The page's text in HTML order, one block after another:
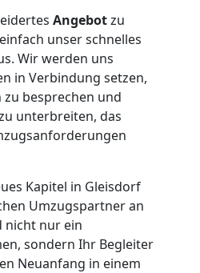
Angebotzu
unser schnelles
Wir werden uns
in Verbindung setzen,
zu besprechen und
unterbreiten, das
Kapitel in Gleisdorf
Umzugspartner an
nicht nur ein
sondern Ihr Begleiter
Neuanfang in einem